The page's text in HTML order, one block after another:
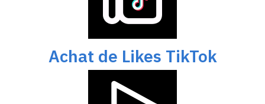
Achat de Likes TikTok